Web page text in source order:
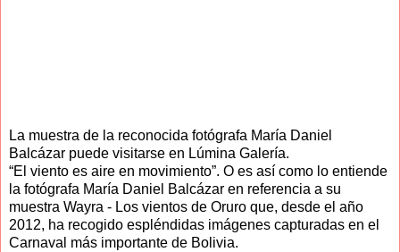
La muestra de la reconocida fotógrafa María Daniel
Balcázar puede visitarse en Lúmina Galería.
“El viento es aire en movimiento”. O es así como lo entiende
la fotógrafa María Daniel Balcázar en referencia a su
muestra Wayra - Los vientos de Oruro que, desde el año
2012, ha recogido espléndidas imágenes capturadas en el
Carnaval más importante de Bolivia.